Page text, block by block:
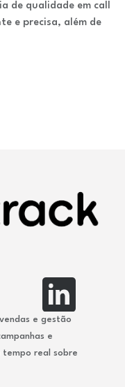
de qualidade em call
e precisa, além de
e gestão
e
tempo real sobre